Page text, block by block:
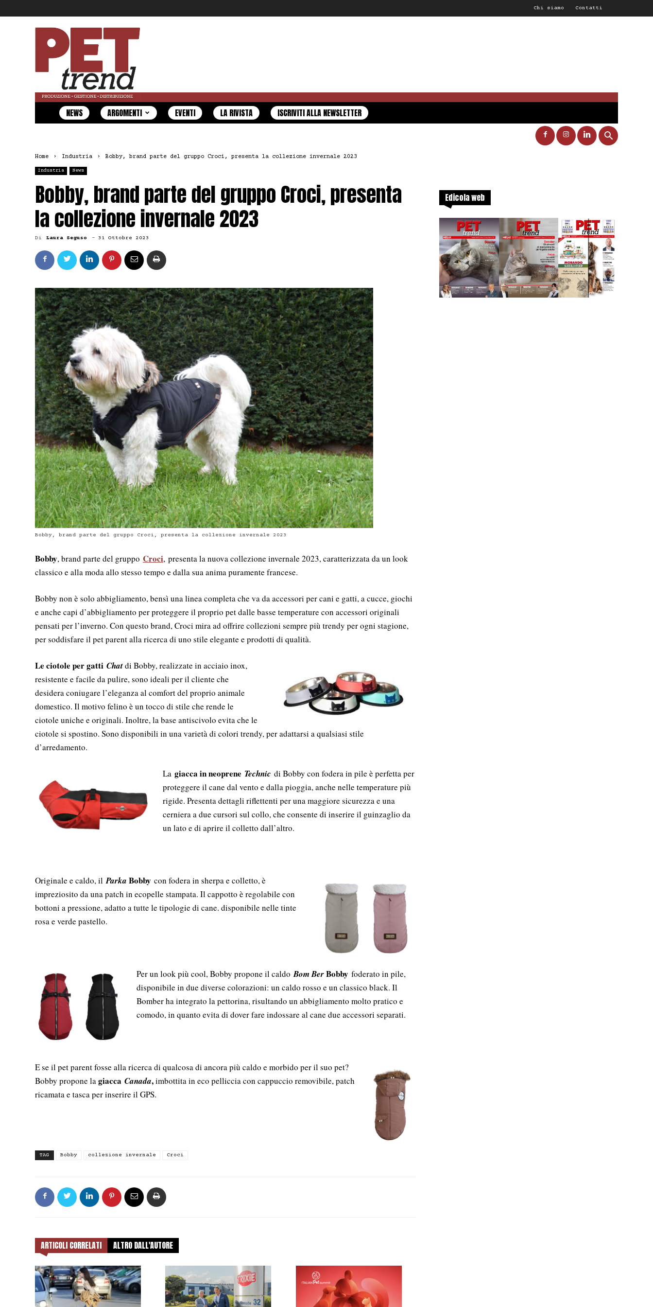
Chi siamo Contatti
Pet
Trend
NEWS ARGOMENTI EVENTI LA RIVISTA ISCRIVITI ALLA NEWSLETTER
Home Industria Bobby, brand parte del gruppo Croci, presenta la collezione invernale 2023
Industria News
Bobby, brand parte del gruppo Croci, presenta
la collezione invernale 2023
Di Laura Seguso - 31 Ottobre 2023
Bobby, brand parte del gruppo Croci, presenta la collezione invernale 2023
Bobby, brand parte del gruppo Croci, presenta la nuova collezione invernale 2023, caratterizzata da un look
classico e alla moda allo stesso tempo e dalla sua anima puramente francese.
Bobby non è solo abbigliamento, bensì una linea completa che va da accessori per cani e gatti, a cucce, giochi
e anche capi d’abbigliamento per proteggere il proprio pet dalle basse temperature con accessori originali
pensati per l’inverno. Con questo brand, Croci mira ad offrire collezioni sempre più trendy per ogni stagione,
per soddisfare il pet parent alla ricerca di uno stile elegante e prodotti di qualità.
Le ciotole per gatti Chatdi Bobby, realizzate in acciaio inox,
resistente e facile da pulire, sono ideali per il cliente che
desidera coniugare l’eleganza al comfort del proprio animale
domestico. Il motivo felino è un tocco di stile che rende le
ciotole uniche e originali. Inoltre, la base antiscivolo evita che le
ciotole si spostino. Sono disponibili in una varietà di colori trendy, per adattarsi a qualsiasi stile
d’arredamento.
La giacca in neoprene Technic di Bobby con fodera in pile è perfetta per
proteggere il cane dal vento e dalla pioggia, anche nelle temperature più
rigide. Presenta dettagli riflettenti per una maggiore sicurezza e una
cerniera a due cursori sul collo, che consente di inserire il guinzaglio da
un lato e di aprire il colletto dall’altro.
Originale e caldo, ilParka Bobby con fodera in sherpa e colletto, è
impreziosito da una patch in ecopelle stampata. Il cappotto è regolabile con
bottoni a pressione, adatto a tutte le tipologie di cane. disponibile nelle tinte
rosa e verde pastello.
Per un look più cool, Bobby propone il caldoBom BerBobby foderato in pile,
disponibile in due diverse colorazioni: un caldo rosso e un classico black. Il
Bomber ha integrato la pettorina, risultando un abbigliamento molto pratico e
comodo, in quanto evita di dover fare indossare al cane due accessori separati.
E se il pet parent fosse alla ricerca di qualcosa di ancora più caldo e morbido per il suo pet?
Bobby propone lagiacca Canada,imbottita in eco pelliccia con cappuccio removibile, patch
ricamata e tasca per inserire il GPS.
TAG Bobby collezione invernale Croci
ARTICOLI CORRELATI ALTRO DALL'AUTORE
Edicola web